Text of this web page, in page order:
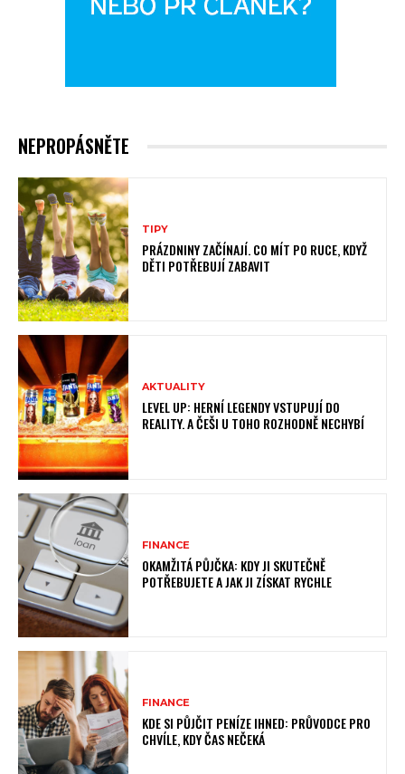
NEPROPÁSNĚTE
TIPY
PRÁZDNINY ZAČÍNAJÍ. CO MÍT PO RUCE, KDYŽ
DĚTI POTŘEBUJÍ ZABAVIT
AKTUALITY
LEVEL UP: HERNÍ LEGENDY VSTUPUJÍ DO
REALITY. A ČEŠI U TOHO ROZHODNĚ NECHYBÍ
FINANCE
OKAMŽITÁ PŮJČKA: KDY JI SKUTEČNĚ
POTŘEBUJETE A JAK JI ZÍSKAT RYCHLE
FINANCE
KDE SI PŮJČIT PENÍZE IHNED: PRŮVODCE PRO
CHVÍLE, KDY ČAS NEČEKÁ